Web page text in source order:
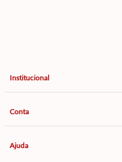
Institucional
Conta
Ajuda